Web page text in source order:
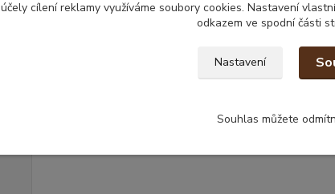
Arabská káva
účely cílení reklamy využíváme soubory cookies. Nastavení
odkazem ve spodní části
Nastavení
Souhlas můžete